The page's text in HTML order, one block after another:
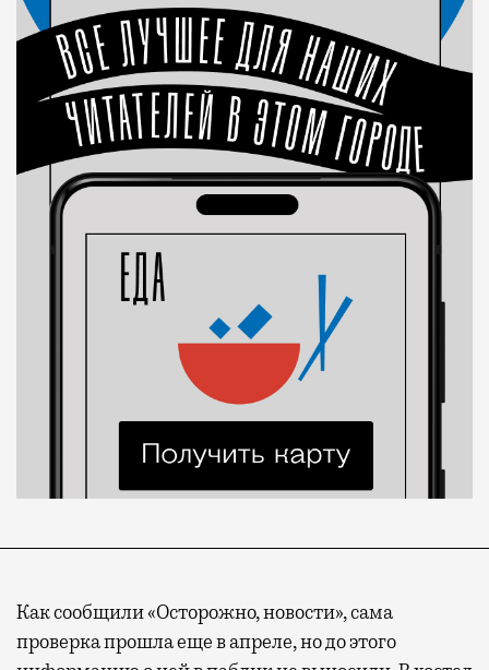
Как сообщили «Осторожно, новости», сама
проверка прошла еще в апреле, но до этого